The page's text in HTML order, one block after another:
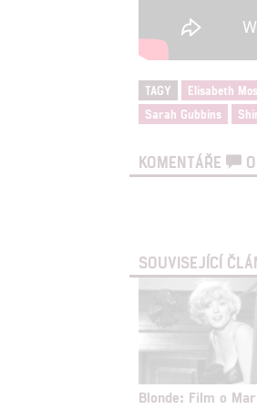
TAGY Elisabeth
Sarah Gubbins
KOMENTÁŘE 0
SOUVISEJÍCÍ
Blonde: Film o